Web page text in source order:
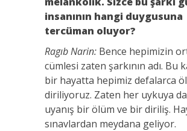
insanının hangi duygusuna
tercüman oluyor?
Ragıb Narin: Bence hepimizin
cümlesi zaten şarkının adı. Bu
bir hayatta hepimiz defalarca
diriliyoruz. Zaten her uykuya
uyanış bir ölüm ve bir diriliş.
sınavlardan meydana geliyor.